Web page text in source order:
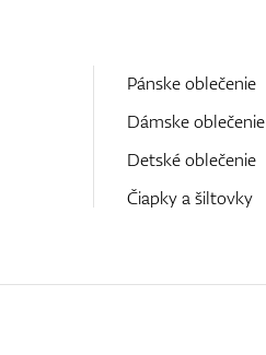
Pánske oblečenie
Dámske oblečenie
Detské oblečenie
Čiapky a šiltovky